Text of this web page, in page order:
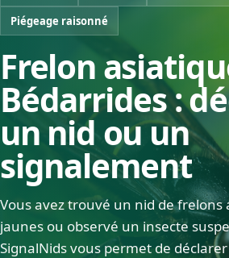
Piégeage raisonné
Frelon
Bédarrides :
un nid ou un
signalement
Vous avez trouvé un nid de frelons
jaunes ou observé un insecte
SignalNids vous permet de